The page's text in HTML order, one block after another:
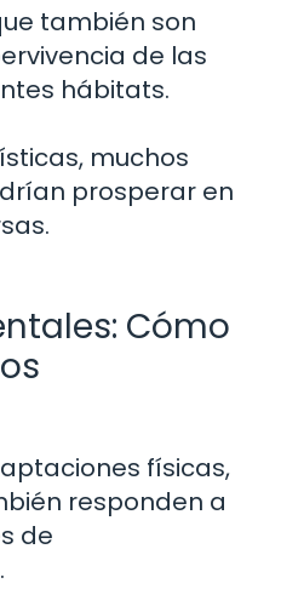
también son
de las
hábitats.
muchos
prosperar en
Cómo
físicas,
responden a
de